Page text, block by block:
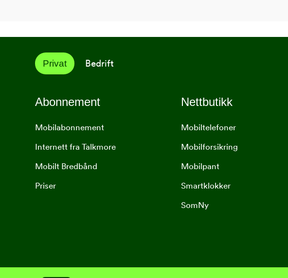
Privat Bedrift
Abonnement
Mobilabonnement
Internett fra Talkmore
Mobilt Bredbånd
Priser
Nettbutikk
Mobiltelefoner
Mobilforsikring
Mobilpant
Smartklokker
SomNy